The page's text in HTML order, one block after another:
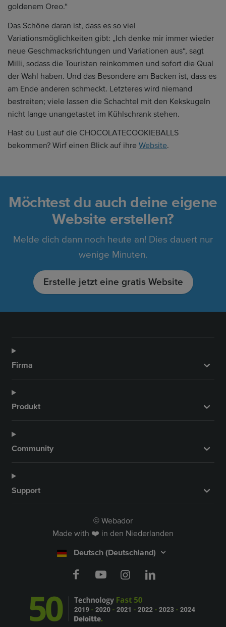
goldenem Oreo.“
Das Schöne daran ist, dass es so viel
Variationsmöglichkeiten gibt: „Ich denke mir immer wieder
neue Geschmacksrichtungen und Variationen aus“, sagt
Milli, sodass die Touristen reinkommen und sofort die Qual
der Wahl haben. Und das Besondere am Backen ist, dass es
am Ende anderen schmeckt. Letzteres wird niemand
bestreiten; viele lassen die Schachtel mit den Kekskugeln
nicht lange unangetastet im Kühlschrank stehen.
Hast du Lust auf die CHOCOLATECOOKIEBALLS
bekommen? Wirf einen Blick auf ihre Website.
Möchtest du auch deine eigene
Website erstellen?
Melde dich dann noch heute an! Dies dauert nur
wenige Minuten.
Erstelle jetzt eine gratis Website
Firma
Produkt
Community
Support
© Webador
Made with ❤️ in den Niederlanden
Deutsch (Deutschland)